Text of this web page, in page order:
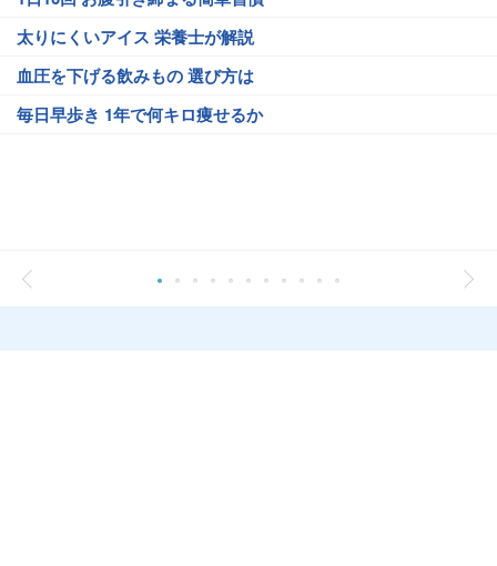
太りにくいアイス 栄養士が解説
血圧を下げる飲みもの 選び方は
毎日早歩き 1年で何キロ痩せるか